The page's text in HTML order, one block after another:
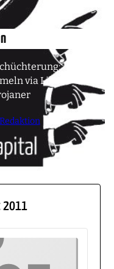
via Like-
Redaktion
2011